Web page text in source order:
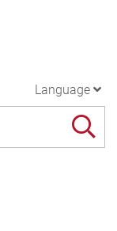
Language